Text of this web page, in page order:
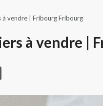
à vendre | Fribourg Fribourg
à vendre |